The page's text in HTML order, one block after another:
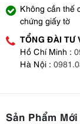
Không cần thế
chứng giấy tờ
TỔNG ĐÀI TƯ
Hồ Chí Minh :
Hà Nội :
Sản Phẩm Mới